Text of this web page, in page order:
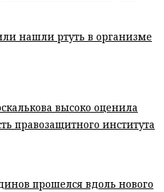
нашли ртуть в организме
высоко оценила
правозащитного института
прошелся вдоль нового